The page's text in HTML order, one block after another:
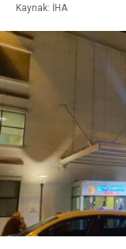
Kaynak: İHA